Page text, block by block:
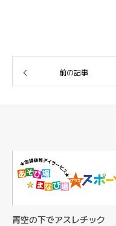
前の記事
青空の下でアスレチック